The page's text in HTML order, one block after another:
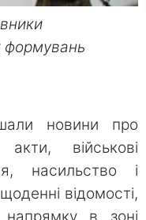
формувань
новини про
акти, військові
насильство і
відомості,
в зоні